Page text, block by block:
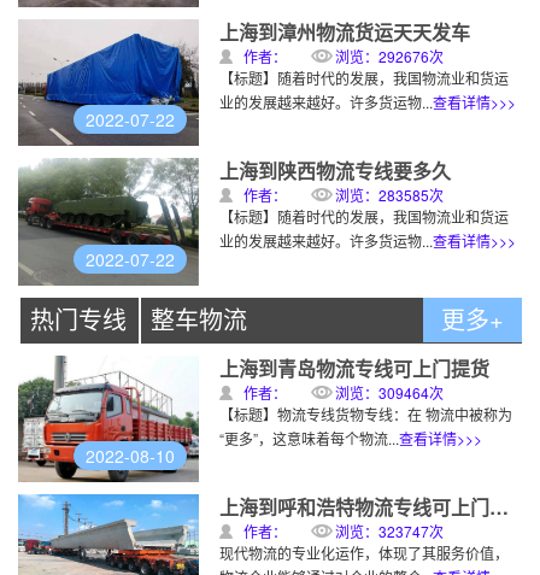
2022-07-22
上海到漳州物流货运天天发车
作者：
浏览：292676次
【标题】随着时代的发展，我国物流业和货运
业的发展越来越好。许多货运物...查看详情>>>
2022-07-22
上海到陕西物流专线要多久
作者：
浏览：283585次
【标题】随着时代的发展，我国物流业和货运
业的发展越来越好。许多货运物...查看详情>>>
热门专线 整车物流 更多+
2022-08-10
上海到青岛物流专线可上门提货
作者：
浏览：309464次
【标题】物流专线货物专线：在 物流中被称为
“更多”，这意味着每个物流...查看详情>>>
上海到呼和浩特物流专线可上门提货
作者：
浏览：323747次
现代物流的专业化运作，体现了其服务价值，